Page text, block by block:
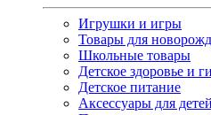
Игрушки и игры
Товары для
Школьные товары
Детское здоровье и
Детское питание
Аксессуары для детей